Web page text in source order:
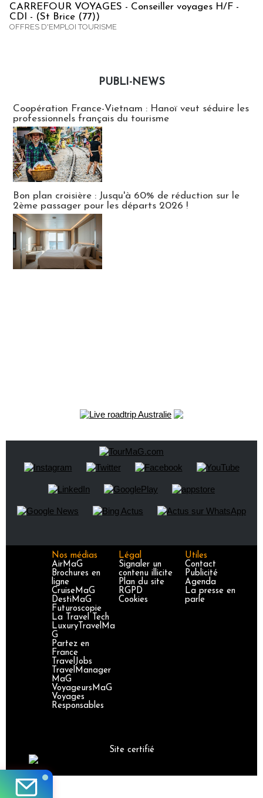
CARREFOUR VOYAGES - Conseiller voyages H/F -
CDI - (St Brice (77))
OFFRES D'EMPLOI TOURISME
PUBLI-NEWS
Coopération France-Vietnam : Hanoï veut séduire les
professionnels français du tourisme
Bon plan croisière : Jusqu'à 60% de réduction sur le
2ème passager pour les départs 2026 !
Nos médias
AirMaG
Brochures en
ligne
CruiseMaG
DestiMaG
Futuroscopie
La Travel Tech
LuxuryTravelMa
G
Partez en
France
TravelJobs
TravelManager
MaG
VoyageursMaG
Voyages
Responsables
Légal
Signaler un
contenu illicite
Plan du site
RGPD
Cookies
Utiles
Contact
Publicité
Agenda
La presse en
parle
Site certifié